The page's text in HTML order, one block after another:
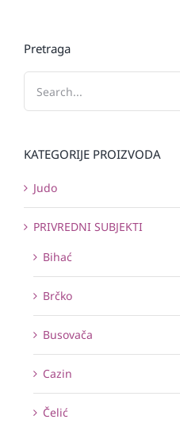
Pretraga
KATEGORIJE PROIZVODA
Judo
PRIVREDNI SUBJEKTI
Bihać
Brčko
Busovača
Cazin
Čelić